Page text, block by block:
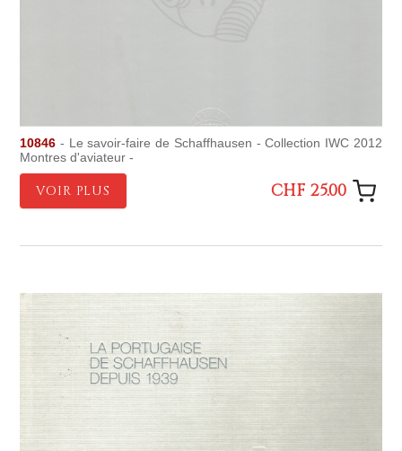
10846 - Le savoir-faire de Schaffhausen - Collection IWC 2012
Montres d'aviateur -
VOIR PLUS CHF 25.00